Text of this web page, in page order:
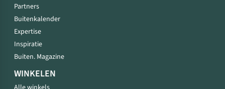
Partners
Buitenkalender
Expertise
Inspiratie
Buiten. Magazine
WINKELEN